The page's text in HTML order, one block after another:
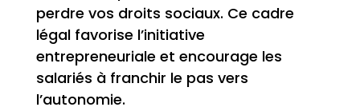
perdre vos droits sociaux. Ce cadre
légal favorise l’initiative
entrepreneuriale et encourage les
salariés à franchir le pas vers
l’autonomie.